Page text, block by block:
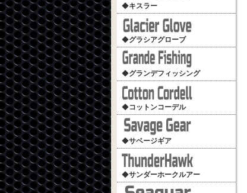
◆キスラー
◆グラシアグローブ
◆グランデフィッシング
◆コットンコーデル
◆サベージギア
◆サンダーホークルアー